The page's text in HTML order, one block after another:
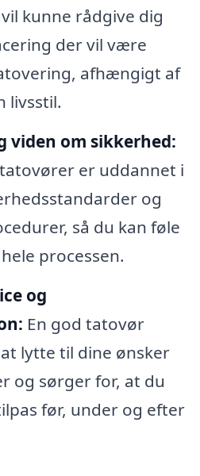
kunne rådgive dig
der vil være
afhængigt af
livsstil.
viden om sikkerhed:
er uddannet i
og
så du kan føle
processen.
og
En god tatovør
lytte til dine ønsker
og sørger for, at du
før, under og efter